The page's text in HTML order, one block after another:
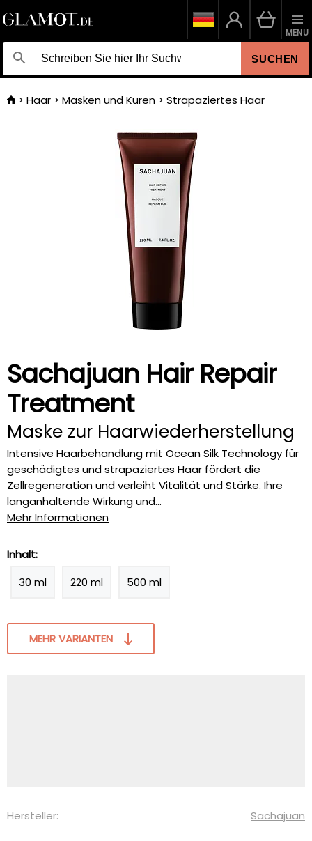
SUCHEN
MENU
Haar Masken und Kuren Strapaziertes Haar
Sachajuan Hair Repair
Treatment
Maske zur Haarwiederherstellung
Intensive Haarbehandlung mit Ocean Silk Technology für
geschädigtes und strapaziertes Haar fördert die
Zellregeneration und verleiht Vitalität und Stärke. Ihre
langanhaltende Wirkung und...
Mehr Informationen
Inhalt:
30 ml
220 ml 500 ml
MEHR VARIANTEN
Hersteller: Sachajuan